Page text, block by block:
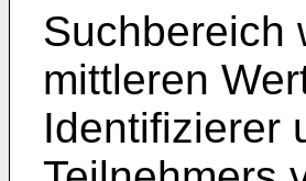
Suchbereich
mittleren
Identifizierer